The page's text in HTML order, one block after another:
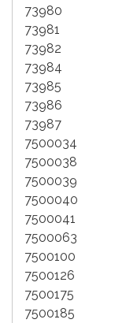
73980
73981
73982
73984
73985
73986
73987
7500034
7500038
7500039
7500040
7500041
7500063
7500100
7500126
7500175
7500185